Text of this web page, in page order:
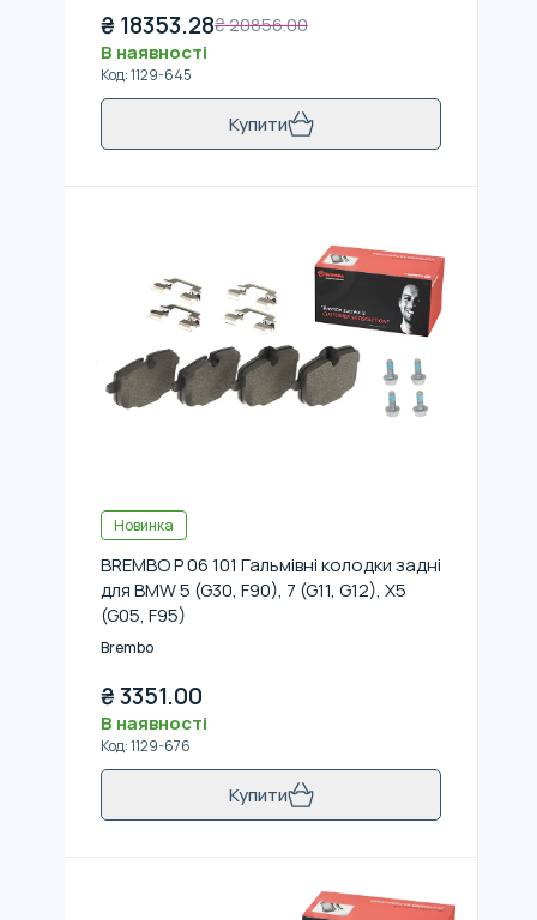
₴ 18353.28₴20856.00
В наявності
Код:1129-645
Купити
Новинка
BREMBO P 06 101 Гальмівні колодки задні
для BMW 5 (G30, F90), 7 (G11, G12), X5
(G05, F95)
Brembo
₴3351.00
В наявності
Код:1129-676
Купити